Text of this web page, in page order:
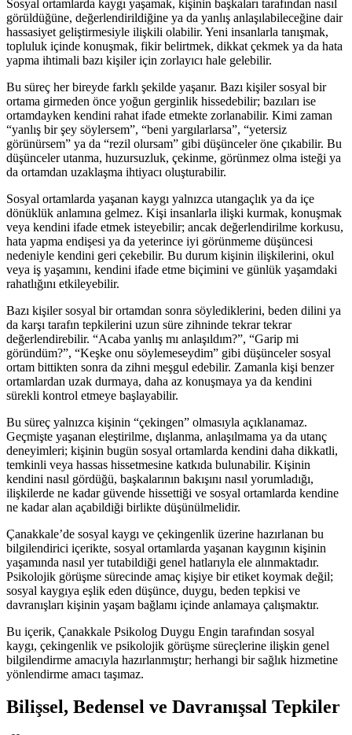
Sosyal ortamlarda kaygı yaşamak, kişinin başkaları tarafından nasıl
görüldüğüne, değerlendirildiğine ya da yanlış anlaşılabileceğine dair
hassasiyet geliştirmesiyle ilişkili olabilir. Yeni insanlarla tanışmak,
topluluk içinde konuşmak, fikir belirtmek, dikkat çekmek ya da hata
yapma ihtimali bazı kişiler için zorlayıcı hale gelebilir.
Bu süreç her bireyde farklı şekilde yaşanır. Bazı kişiler sosyal bir
ortama girmeden önce yoğun gerginlik hissedebilir; bazıları ise
ortamdayken kendini rahat ifade etmekte zorlanabilir. Kimi zaman
“yanlış bir şey söylersem”, “beni yargılarlarsa”, “yetersiz
görünürsem” ya da “rezil olursam” gibi düşünceler öne çıkabilir. Bu
düşünceler utanma, huzursuzluk, çekinme, görünmez olma isteği ya
da ortamdan uzaklaşma ihtiyacı oluşturabilir.
Sosyal ortamlarda yaşanan kaygı yalnızca utangaçlık ya da içe
dönüklük anlamına gelmez. Kişi insanlarla ilişki kurmak, konuşmak
veya kendini ifade etmek isteyebilir; ancak değerlendirilme korkusu,
hata yapma endişesi ya da yeterince iyi görünmeme düşüncesi
nedeniyle kendini geri çekebilir. Bu durum kişinin ilişkilerini, okul
veya iş yaşamını, kendini ifade etme biçimini ve günlük yaşamdaki
rahatlığını etkileyebilir.
Bazı kişiler sosyal bir ortamdan sonra söylediklerini, beden dilini ya
da karşı tarafın tepkilerini uzun süre zihninde tekrar tekrar
değerlendirebilir. “Acaba yanlış mı anlaşıldım?”, “Garip mi
göründüm?”, “Keşke onu söylemeseydim” gibi düşünceler sosyal
ortam bittikten sonra da zihni meşgul edebilir. Zamanla kişi benzer
ortamlardan uzak durmaya, daha az konuşmaya ya da kendini
sürekli kontrol etmeye başlayabilir.
Bu süreç yalnızca kişinin “çekingen” olmasıyla açıklanamaz.
Geçmişte yaşanan eleştirilme, dışlanma, anlaşılmama ya da utanç
deneyimleri; kişinin bugün sosyal ortamlarda kendini daha dikkatli,
temkinli veya hassas hissetmesine katkıda bulunabilir. Kişinin
kendini nasıl gördüğü, başkalarının bakışını nasıl yorumladığı,
ilişkilerde ne kadar güvende hissettiği ve sosyal ortamlarda kendine
ne kadar alan açabildiği birlikte düşünülmelidir.
Çanakkale’de sosyal kaygı ve çekingenlik üzerine hazırlanan bu
bilgilendirici içerikte, sosyal ortamlarda yaşanan kaygının kişinin
yaşamında nasıl yer tutabildiği genel hatlarıyla ele alınmaktadır.
Psikolojik görüşme sürecinde amaç kişiye bir etiket koymak değil;
sosyal kaygıya eşlik eden düşünce, duygu, beden tepkisi ve
davranışları kişinin yaşam bağlamı içinde anlamaya çalışmaktır.
Bu içerik, Çanakkale Psikolog Duygu Engin tarafından sosyal
kaygı, çekingenlik ve psikolojik görüşme süreçlerine ilişkin genel
bilgilendirme amacıyla hazırlanmıştır; herhangi bir sağlık hizmetine
yönlendirme amacı taşımaz.
Bilişsel, Bedensel ve Davranışsal Tepkiler